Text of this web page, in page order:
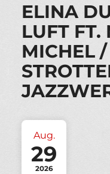
ELINA
LUFT FT.
MICHEL
Aug.
29
2026